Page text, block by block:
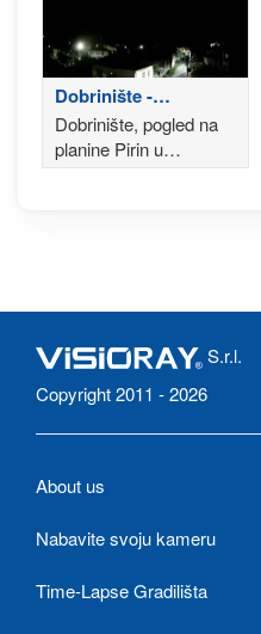
Dobrinište -
Bugarska
Dobrinište, pogled na
planine Pirin u
Bugarskoj
S.r.l.
Copyright 2011 - 2026
About us
Nabavite svoju kameru
Time-Lapse Gradilišta